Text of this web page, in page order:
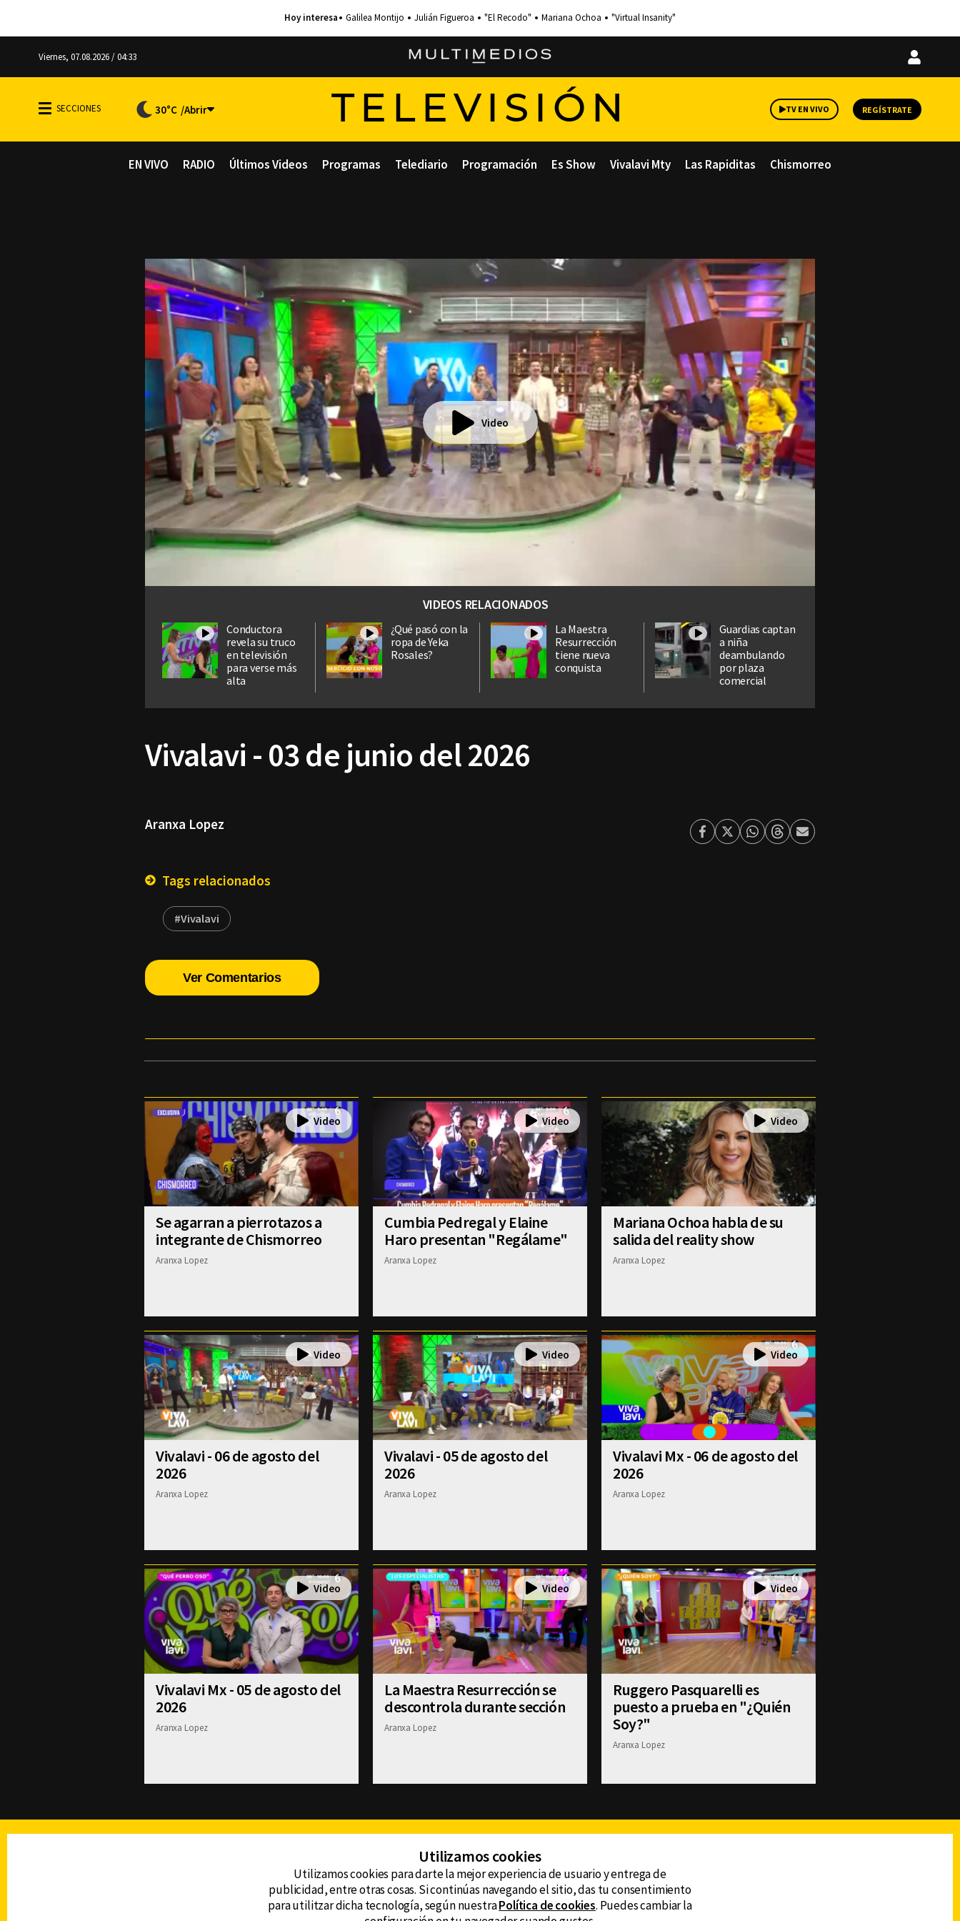
Galilea Montijo Julián Figueroa "El Recodo" Mariana Ochoa "Virtual Insanity"
Viernes, 07.08.2026 / 04:33
Iniciar
30°C TELEVISIÓN TV EN VIVO REGÍSTRATE
EN VIVO RADIO Últimos Videos Programas Telediario Programación Es Show Vivalavi Mty Las Rapiditas Chismorreo
Video
VIDEOS RELACIONADOS
Conductora
revela su truco
en televisión
para verse más
alta
¿Qué pasó con la
ropa de Yeka
Rosales?
La Maestra
Resurrección
tiene nueva
conquista
Guardias captan
a niña
deambulando
por plaza
comercial
Vivalavi - 03 de junio del 2026
Aranxa Lopez
Facebook
TwitterWhatsapp
ThreadsEnviar
Tags relacionados
#Vivalavi
Ver Comentarios
Se agarran a pierrotazos a
integrante de Chismorreo
Aranxa Lopez
Cumbia Pedregal y Elaine
Haro presentan "Regálame"
Aranxa Lopez
Mariana Ochoa habla de su
salida del reality show
Aranxa Lopez
Vivalavi - 06 de agosto del
2026
Aranxa Lopez
Vivalavi - 05 de agosto del
2026
Aranxa Lopez
Vivalavi Mx - 06 de agosto del
2026
Aranxa Lopez
Vivalavi Mx - 05 de agosto del
2026
Aranxa Lopez
La Maestra Resurrección se
descontrola durante sección
Aranxa Lopez
Ruggero Pasquarelli es
puesto a prueba en "¿Quién
Soy?"
Aranxa Lopez
DERECHOS RESERVADOS © CANAL 6 2026
Prohibida la reproducción total o parcial, incluyendo
CONTACTO
AVISO DE PRIVACIDAD
Utilizamos cookies
Utilizamos cookies para darte la mejor experiencia de usuario y entrega de
publicidad, entre otras cosas. Si continúas navegando el sitio, das tu consentimiento
para utilitzar dicha tecnología, según nuestraPolítica de cookies. Puedes cambiar la